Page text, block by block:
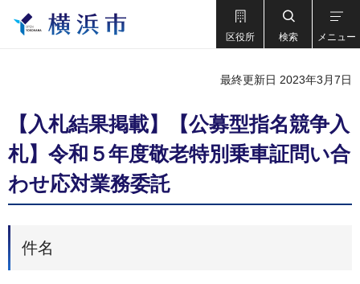
区役所 検索 メニュー
最終更新日 2023年3月7日
【入札結果掲載】【公募型指名競争入
札】令和５年度敬老特別乗車証問い合
わせ応対業務委託
件名